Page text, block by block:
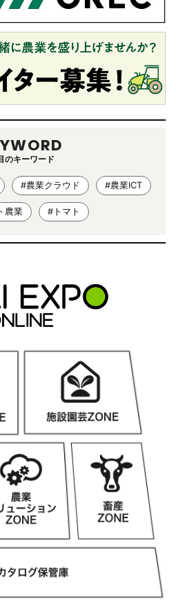
のキーワード
#農業クラウド #農業ICT
農業 #トマト